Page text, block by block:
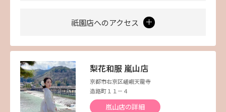
祇園店へのアクセス
梨花和服 嵐山店
京都市右京区嵯峨天龍寺
造路町１１－４
嵐山店の詳細